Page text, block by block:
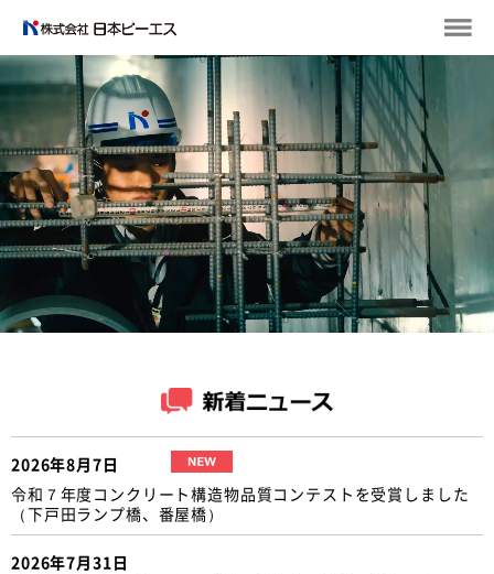
2026年8月7日
令和７年度コンクリート構造物品質コンテストを受賞しました
（下戸田ランプ橋、番屋橋）
2026年7月31日